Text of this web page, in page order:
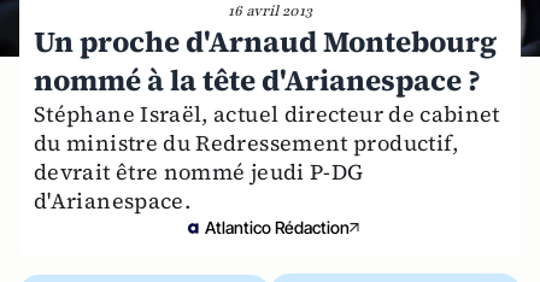
16 avril 2013
Un proche d'Arnaud Montebourg
nommé à la tête d'Arianespace ?
Stéphane Israël, actuel directeur de cabinet
du ministre du Redressement productif,
devrait être nommé jeudi P-DG
d'Arianespace.
Atlantico Rédaction